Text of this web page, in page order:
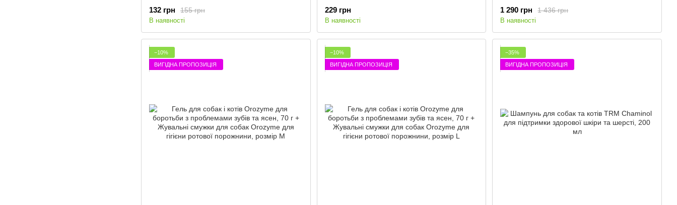
155 грн
132 грн
В наявності
229 грн
В наявності
1 436 грн
1 290 грн
В наявності
−10%
ВИГІДНА ПРОПОЗИЦІЯ
−10%
ВИГІДНА ПРОПОЗИЦІЯ
−35%
ВИГІДНА ПРОПОЗИЦІЯ